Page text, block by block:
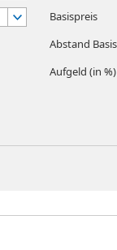
Basispreis
Abstand
Aufgeld (in %)